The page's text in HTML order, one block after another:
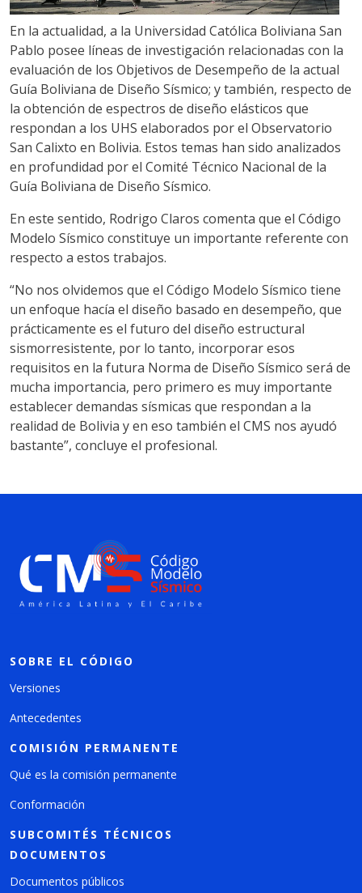
En la actualidad, a la Universidad Católica Boliviana San
Pablo posee líneas de investigación relacionadas con la
evaluación de los Objetivos de Desempeño de la actual
Guía Boliviana de Diseño Sísmico; y también, respecto de
la obtención de espectros de diseño elásticos que
respondan a los UHS elaborados por el Observatorio
San Calixto en Bolivia. Estos temas han sido analizados
en profundidad por el Comité Técnico Nacional de la
Guía Boliviana de Diseño Sísmico.
En este sentido, Rodrigo Claros comenta que el Código
Modelo Sísmico constituye un importante referente con
respecto a estos trabajos.
“No nos olvidemos que el Código Modelo Sísmico tiene
un enfoque hacía el diseño basado en desempeño, que
prácticamente es el futuro del diseño estructural
sismorresistente, por lo tanto, incorporar esos
requisitos en la futura Norma de Diseño Sísmico será de
mucha importancia, pero primero es muy importante
establecer demandas sísmicas que respondan a la
realidad de Bolivia y en eso también el CMS nos ayudó
bastante”, concluye el profesional.
SOBRE EL CÓDIGO
Versiones
Antecedentes
COMISIÓN PERMANENTE
Qué es la comisión permanente
Conformación
SUBCOMITÉS TÉCNICOS
DOCUMENTOS
Documentos públicos